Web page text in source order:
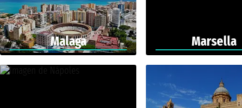
Malaga Marsella